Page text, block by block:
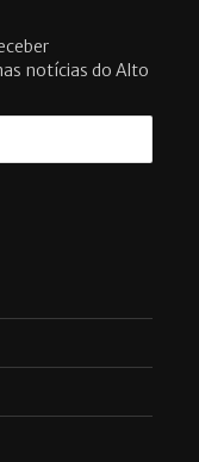
notícias do Alto